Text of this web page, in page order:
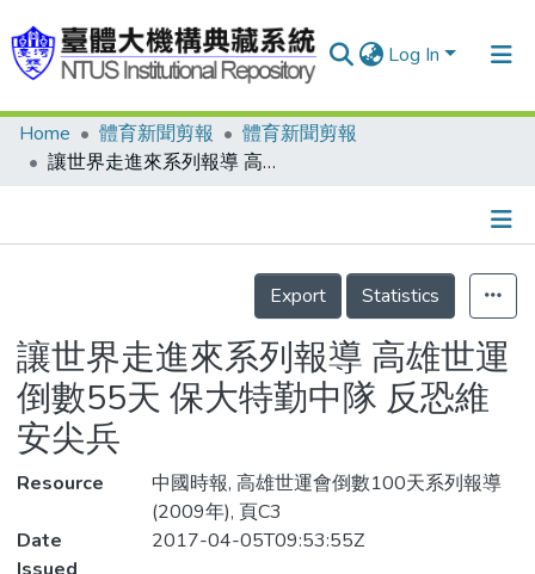
Log In
Communities & Collections
Statistics
Home 體育新聞剪報
體育新聞剪報
讓世界走進來系列報導 高雄世運倒數55天 保大特勤中隊 反恐維安尖兵
Details
Export
Statistics
讓世界走進來系列報導 高雄世運
倒數55天 保大特勤中隊 反恐維
安尖兵
Resource
中國時報, 高雄世運會倒數100天系列報導
(2009年), 頁C3
Date
2017-04-05T09:53:55Z